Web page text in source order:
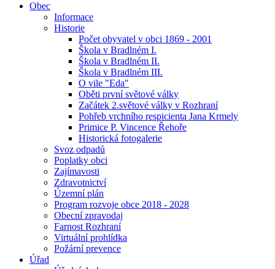
Obec
Informace
Historie
Počet obyvatel v obci 1869 - 2001
Škola v Bradlném I.
Škola v Bradlném II.
Škola v Bradlném III.
O vile "Eda"
Oběti první světové války
Začátek 2.světové války v Rozhraní
Pohřeb vrchního respicienta Jana Krmely
Primice P. Vincence Řehoře
Historická fotogalerie
Svoz odpadů
Poplatky obci
Zajímavosti
Zdravotnictví
Územní plán
Program rozvoje obce 2018 - 2028
Obecní zpravodaj
Farnost Rozhraní
Virtuální prohlídka
Požární prevence
Úřad